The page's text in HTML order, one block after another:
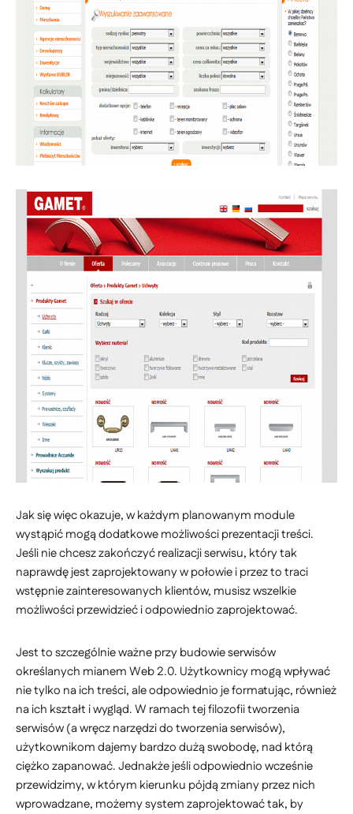
Jak się więc okazuje, w każdym planowanym module
wystąpić mogą dodatkowe możliwości prezentacji treści.
Jeśli nie chcesz zakończyć realizacji serwisu, który tak
naprawdę jest zaprojektowany w połowie i przez to traci
wstępnie zainteresowanych klientów, musisz wszelkie
możliwości przewidzieć i odpowiednio zaprojektować.
Jest to szczególnie ważne przy budowie serwisów
określanych mianem Web 2.0. Użytkownicy mogą wpływać
nie tylko na ich treści, ale odpowiednio je formatując, również
na ich kształt i wygląd. W ramach tej filozofii tworzenia
serwisów (a wręcz narzędzi do tworzenia serwisów),
użytkownikom dajemy bardzo dużą swobodę, nad którą
ciężko zapanować. Jednakże jeśli odpowiednio wcześnie
przewidzimy, w którym kierunku pójdą zmiany przez nich
wprowadzane, możemy system zaprojektować tak, by